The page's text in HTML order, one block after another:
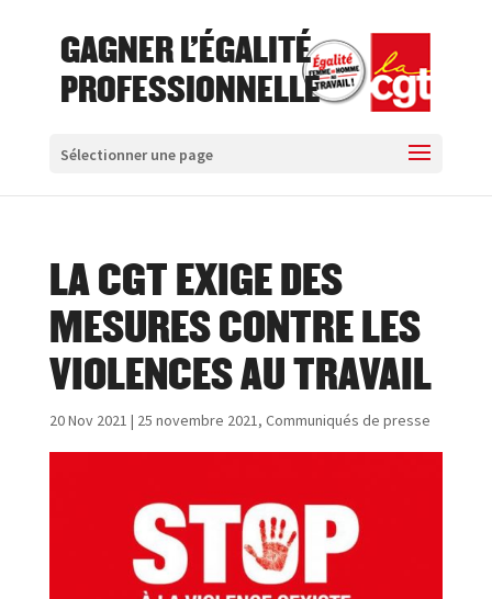
GAGNER L'ÉGALITÉ
PROFESSIONNELLE
Sélectionner une page
LA CGT EXIGE DES
MESURES CONTRE LES
VIOLENCES AU TRAVAIL
20 Nov 2021 | 25 novembre 2021, Communiqués de presse